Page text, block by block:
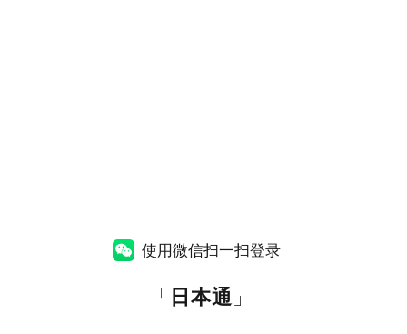
使用微信扫一扫登录
「 日本通 」